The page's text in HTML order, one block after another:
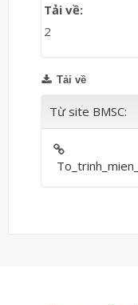
Tải về:
2
Tải về
Từ site BMSC: